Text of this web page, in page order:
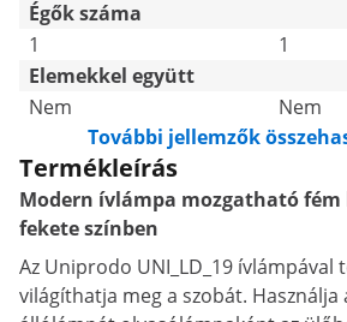
Égők száma
1
1
Elemekkel együtt
Nem
Nem
További jellemzők
Termékleírás
Modern ívlámpa mozgatható
fekete színben
Az Uniprodo UNI_LD_19 ívlámpával
világíthatja meg a szobát. Használja